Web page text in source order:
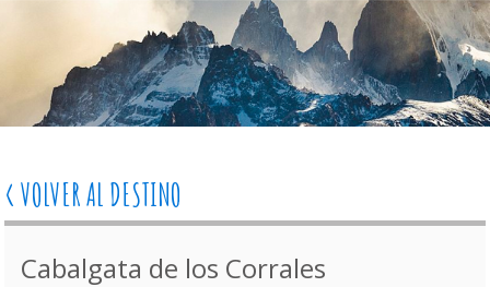
< VOLVER AL DESTINO
Cabalgata de los Corrales